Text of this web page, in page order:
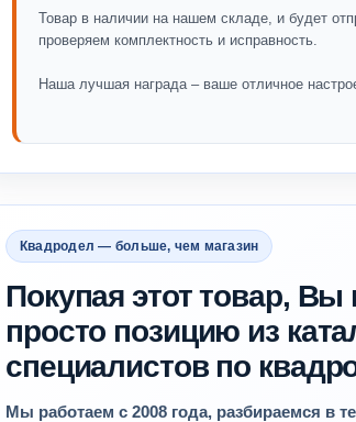
Товар в наличии на нашем складе, и будет
проверяем комплектность и исправность.
Наша лучшая награда – ваше отличное
Квадродел — больше, чем магазин
Покупая этот товар, Вы
просто позицию из
специалистов по
Мы работаем с 2008 года, разбираемся в